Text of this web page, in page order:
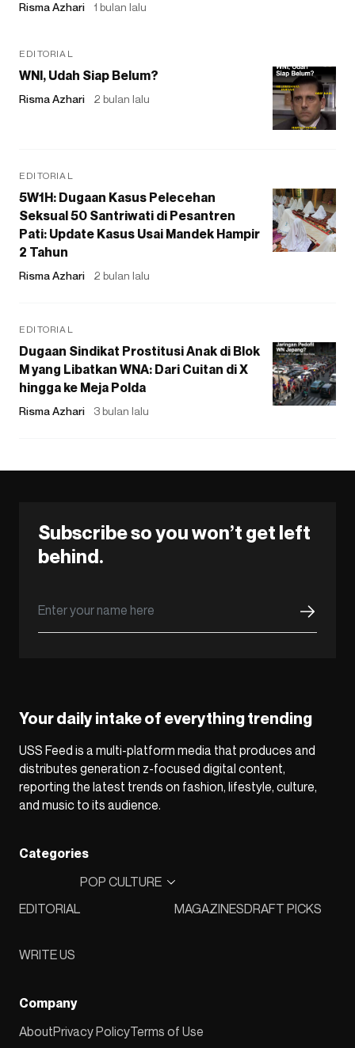
Risma Azhari 1 bulan lalu
EDITORIAL
WNI, Udah Siap Belum?
Risma Azhari 2 bulan lalu
EDITORIAL
5W1H: Dugaan Kasus Pelecehan
Seksual 50 Santriwati di Pesantren
Pati: Update Kasus Usai Mandek Hampir
2 Tahun
Risma Azhari 2 bulan lalu
EDITORIAL
Dugaan Sindikat Prostitusi Anak di Blok
M yang Libatkan WNA: Dari Cuitan di X
hingga ke Meja Polda
Risma Azhari 3 bulan lalu
Subscribe so you won’t get left
behind.
Your daily intake of everything trending
USS Feed is a multi-platform media that produces and
distributes generation z-focused digital content,
reporting the latest trends on fashion, lifestyle, culture,
and music to its audience.
Categories
EDITORIAL
POP CULTURE
MAGAZINESDRAFT PICKS
WRITE US
Company
AboutPrivacy PolicyTerms of Use